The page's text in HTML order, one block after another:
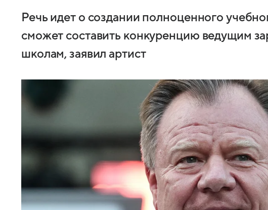
Речь идет о создании полноценного
сможет составить конкуренцию ведущим
школам, заявил артист